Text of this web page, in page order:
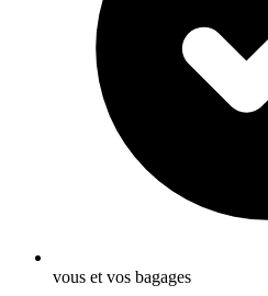
vous et vos bagages